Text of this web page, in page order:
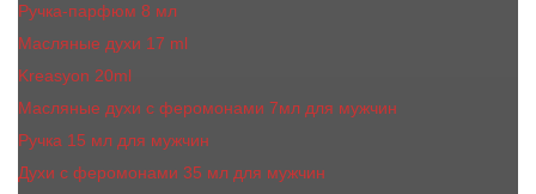
Ручка-парфюм 8 мл
Масляные духи 17 ml
Kreasyon 20ml
Масляные духи c феромонами 7мл для мужчин
Ручка 15 мл для мужчин
Духи с феромонами 35 мл для мужчин